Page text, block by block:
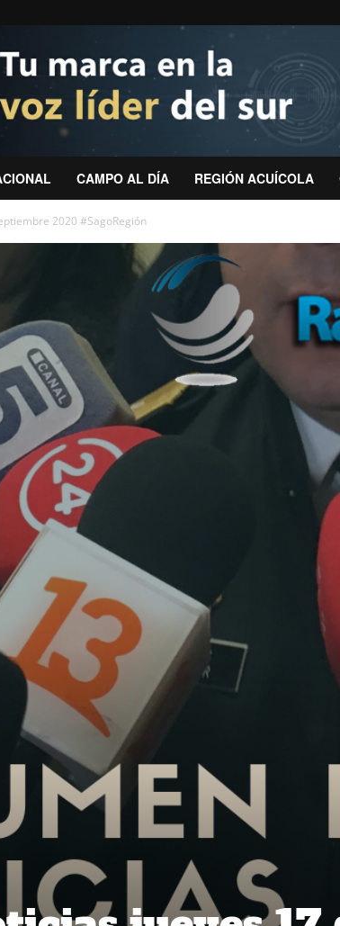
CAMPO AL DÍA REGIÓN ACUÍCOLA
2020 #SagoRegión